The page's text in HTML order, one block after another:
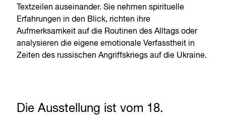
Textzeilen auseinander. Sie nehmen spirituelle
Erfahrungen in den Blick, richten ihre
Aufmerksamkeit auf die Routinen des Alltags oder
analysieren die eigene emotionale Verfasstheit in
Zeiten des russischen Angriffskriegs auf die Ukraine.
Die Ausstellung ist vom 18.